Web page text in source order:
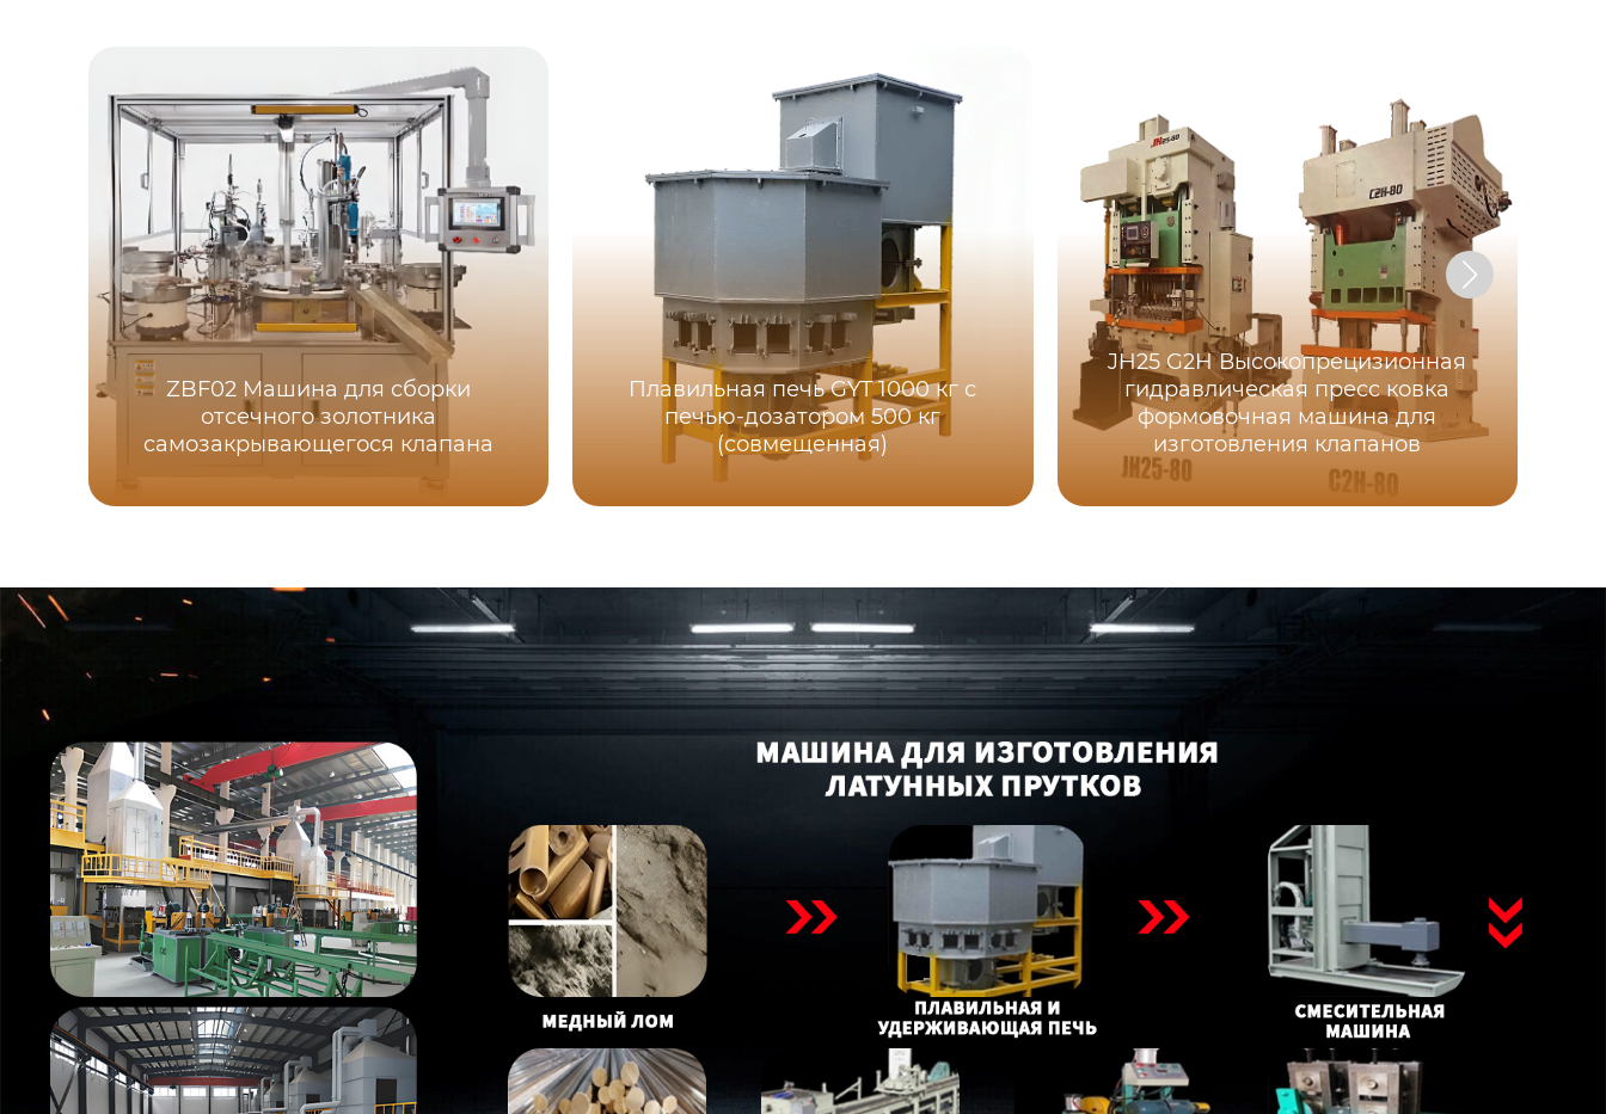
ZBF02 Машина для сборки
отсечного золотника
самозакрывающегося клапана
Плавильная печь GYT 1000 кг с
печью-дозатором 500 кг
(совмещенная)
JH25 G2H Высокопрецизионная
гидравлическая пресс ковка
формовочная машина для
изготовления клапанов